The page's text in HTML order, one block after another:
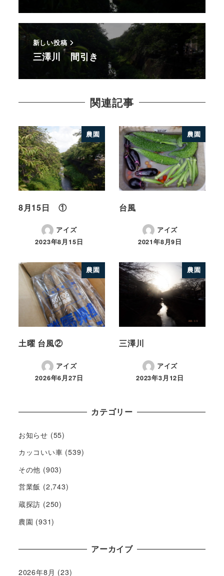
新しい投稿
三澤川 間引き
関連記事
農園
8月15日 ①
アイズ
2023年8月15日
農園
台風
アイズ
2021年8月9日
農園
土曜 台風②
アイズ
2026年6月27日
農園
三澤川
アイズ
2023年3月12日
カテゴリー
お知らせ (55)
カッコいい車 (539)
その他 (903)
営業飯 (2,743)
蔵探訪 (250)
農園 (931)
アーカイブ
2026年8月 (23)